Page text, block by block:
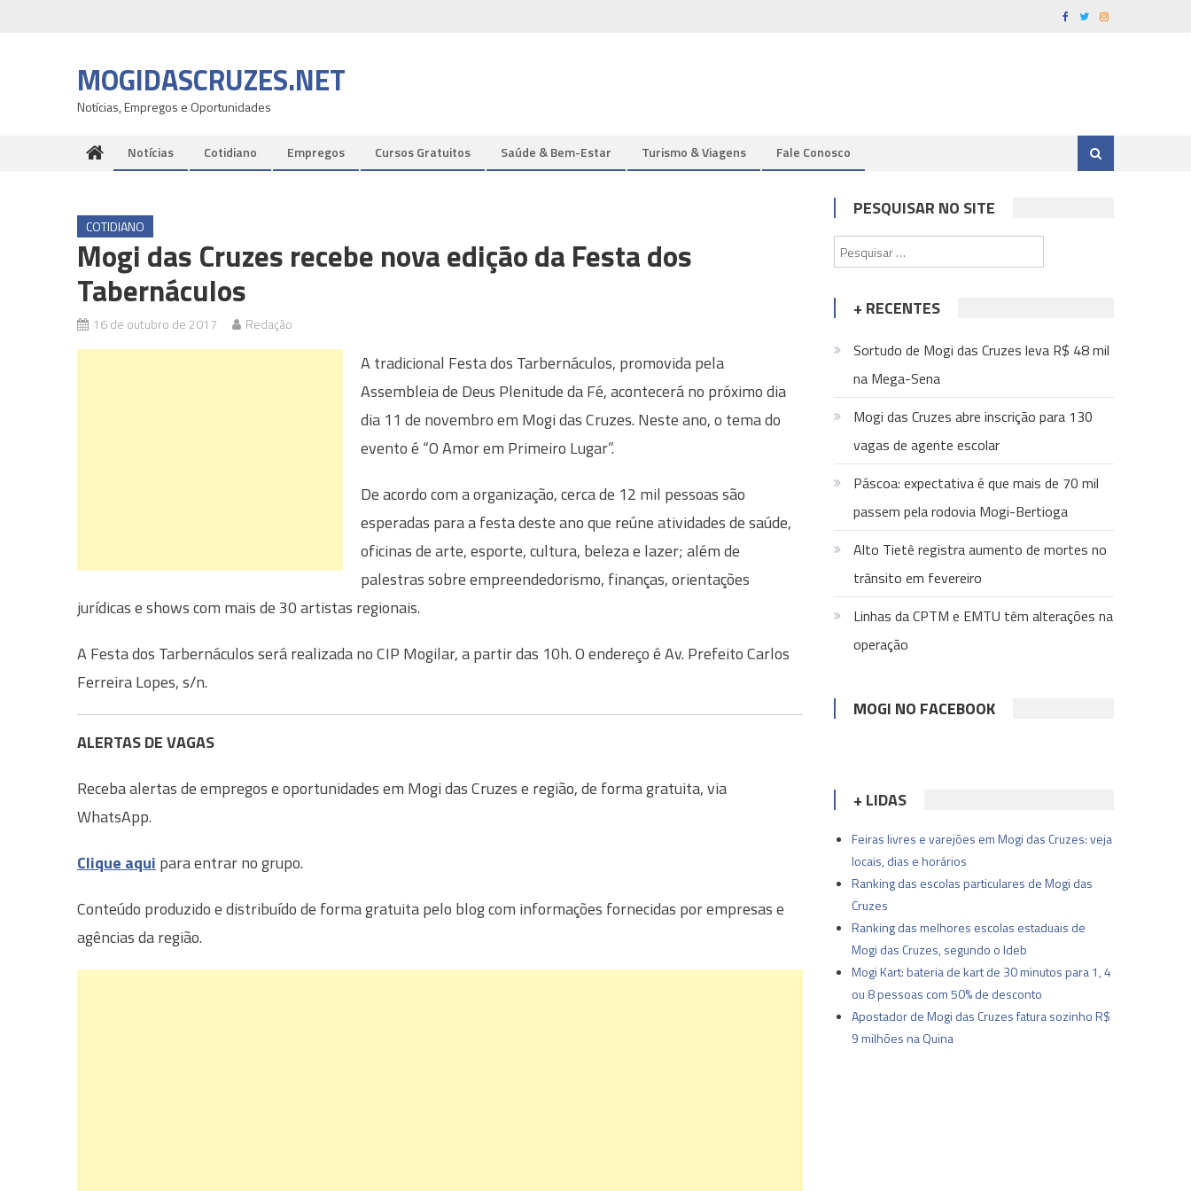
MOGIDASCRUZES.NET
Notícias, Empregos e Oportunidades
Notícias Cotidiano Empregos Cursos Gratuitos Saúde & Bem-Estar Turismo & Viagens Fale Conosco
COTIDIANO
Mogi das Cruzes recebe nova edição da Festa dos
Tabernáculos
16 de outubro de 2017 Redação
A tradicional Festa dos Tarbernáculos, promovida pela
Assembleia de Deus Plenitude da Fé, acontecerá no próximo dia
dia 11 de novembro em Mogi das Cruzes. Neste ano, o tema do
evento é “O Amor em Primeiro Lugar”.
De acordo com a organização, cerca de 12 mil pessoas são
esperadas para a festa deste ano que reúne atividades de saúde,
oficinas de arte, esporte, cultura, beleza e lazer; além de
palestras sobre empreendedorismo, finanças, orientações
jurídicas e shows com mais de 30 artistas regionais.
A Festa dos Tarbernáculos será realizada no CIP Mogilar, a partir das 10h. O endereço é Av. Prefeito Carlos
Ferreira Lopes, s/n.
ALERTAS DE VAGAS
Receba alertas de empregos e oportunidades em Mogi das Cruzes e região, de forma gratuita, via
WhatsApp.
Clique aqui para entrar no grupo.
Conteúdo produzido e distribuído de forma gratuita pelo blog com informações fornecidas por empresas e
agências da região.
PESQUISAR NO SITE
por:
+ RECENTES
Sortudo de Mogi das Cruzes leva R$ 48 mil
na Mega-Sena
Mogi das Cruzes abre inscrição para 130
vagas de agente escolar
Páscoa: expectativa é que mais de 70 mil
passem pela rodovia Mogi-Bertioga
Alto Tietê registra aumento de mortes no
trânsito em fevereiro
Linhas da CPTM e EMTU têm alterações na
operação
MOGI NO FACEBOOK
+ LIDAS
Feiras livres e varejões em Mogi das Cruzes: veja
locais, dias e horários
Ranking das escolas particulares de Mogi das
Cruzes
Ranking das melhores escolas estaduais de
Mogi das Cruzes, segundo o Ideb
Mogi Kart: bateria de kart de 30 minutos para 1, 4
ou 8 pessoas com 50% de desconto
Apostador de Mogi das Cruzes fatura sozinho R$
9 milhões na Quina